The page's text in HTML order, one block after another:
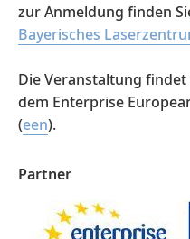
zur Anmeldung finden
Bayerisches
Die Veranstaltung
dem Enterprise
(een).
Partner